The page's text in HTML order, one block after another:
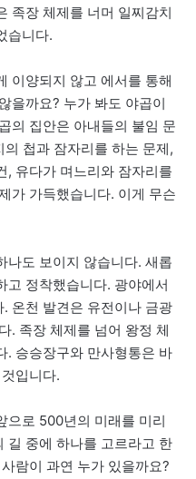
족장 체제를 너머 일찌감치
습니다.
이양되지 않고 에서를 통해
을까요? 누가 봐도 야곱이
의 집안은 아내들의 불임 문
첩과 잠자리를 하는 문제,
, 유다가 며느리와 잠자리를
가 가득했습니다. 이게 무슨
나도 보이지 않습니다. 새롭
고 정착했습니다. 광야에서
온천 발견은 유전이나 금광
. 족장 체제를 넘어 왕정 체
. 승승장구와 만사형통은 바
입니다.
으로 500년의 미래를 미리
길 중에 하나를 고르라고 한
람이 과연 누가 있을까요?